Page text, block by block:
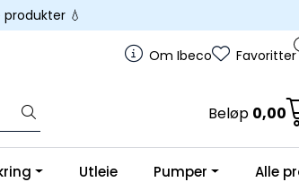
💧
Om Ibeco Favoritter
Beløp 0,00
Utleie Pumper Alle